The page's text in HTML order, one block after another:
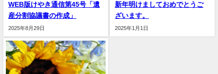
WEB版けやき通信第45号「遺
産分割協議書の作成」
2025年8月29日
新年明けましておめでとうご
ざいます。
2025年1月1日